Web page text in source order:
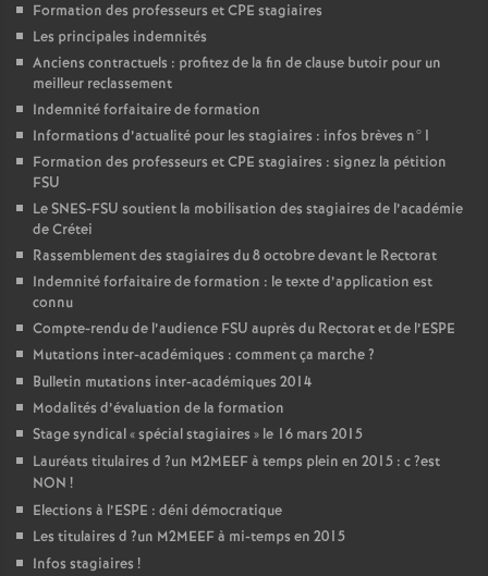
Formation des professeurs etCPE stagiaires
Les principales indemnités
Anciens contractuels : profitez de la fin de clause butoir pour un
meilleur reclassement
Indemnité forfaitaire de formation
Informations d’actualité pour les stagiaires : infos brèves n°1
Formation des professeurs etCPE stagiaires : signez la pétition
FSU
LeSNES-FSU soutient la mobilisation des stagiaires de l’académie
de Crétei
Rassemblement des stagiaires du 8 octobre devant le Rectorat
Indemnité forfaitaire de formation : le texte d’application est
connu
Compte-rendu de l’audience FSU auprès du Rectorat et de l’ESPE
Mutations inter-académiques : comment ça marche?
Bulletin mutations inter-académiques 2014
Modalités d’évaluation de la formation
Stage syndical «spécial stagiaires » le 16 mars 2015
Lauréats titulaires d ?un M2MEEFà temps plein en 2015 : c?est
NON !
Elections à l’ESPE : déni démocratique
Les titulaires d ?un M2MEEFà mi-temps en 2015
Infos stagiaires !